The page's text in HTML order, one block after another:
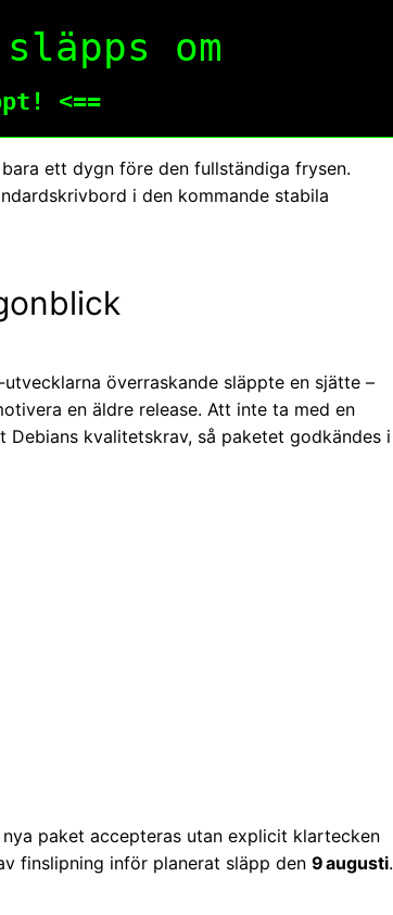
om
<==
ett dygn före den fullständiga frysen.
i den kommande stabila
överraskande släppte en sjätte –
en äldre release. Att inte ta med en
kvalitetskrav, så paketet godkändes i
paket accepteras utan explicit klartecken
finslipning inför planerat släpp den 9 augusti.